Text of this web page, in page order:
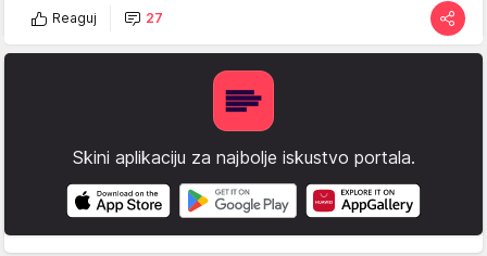
Reaguj 27
Skini aplikaciju za najbolje iskustvo portala.